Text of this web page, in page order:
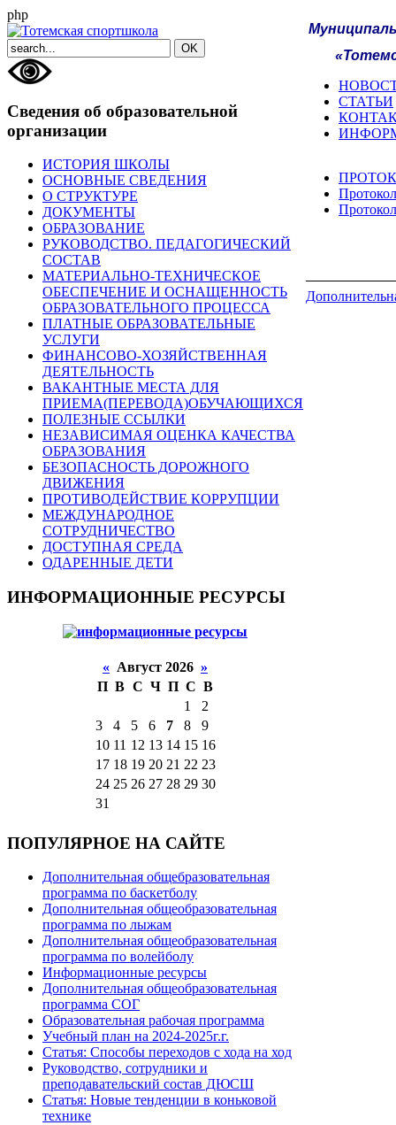
php
Сведения об образовательной
организации
ИСТОРИЯ ШКОЛЫ
ОСНОВНЫЕ СВЕДЕНИЯ
О СТРУКТУРЕ
ДОКУМЕНТЫ
ОБРАЗОВАНИЕ
РУКОВОДСТВО. ПЕДАГОГИЧЕСКИЙ
СОСТАВ
МАТЕРИАЛЬНО-ТЕХНИЧЕСКОЕ
ОБЕСПЕЧЕНИЕ И ОСНАЩЕННОСТЬ
ОБРАЗОВАТЕЛЬНОГО ПРОЦЕССА
ПЛАТНЫЕ ОБРАЗОВАТЕЛЬНЫЕ
УСЛУГИ
ФИНАНСОВО-ХОЗЯЙСТВЕННАЯ
ДЕЯТЕЛЬНОСТЬ
ВАКАНТНЫЕ МЕСТА ДЛЯ
ПРИЕМА(ПЕРЕВОДА)ОБУЧАЮЩИХСЯ
ПОЛЕЗНЫЕ ССЫЛКИ
НЕЗАВИСИМАЯ ОЦЕНКА КАЧЕСТВА
ОБРАЗОВАНИЯ
БЕЗОПАСНОСТЬ ДОРОЖНОГО
ДВИЖЕНИЯ
ПРОТИВОДЕЙСТВИЕ КОРРУПЦИИ
МЕЖДУНАРОДНОЕ
СОТРУДНИЧЕСТВО
ДОСТУПНАЯ СРЕДА
ОДАРЕННЫЕ ДЕТИ
ИНФОРМАЦИОННЫЕ РЕСУРСЫ
« Август 2026 »
П В С Ч П С В
1
2
3
4 5 6 7 8
9
10 11 12 13 14 15 16
17 18 19 20 21 22 23
24 25 26 27 28 29 30
31
ПОПУЛЯРНОЕ НА САЙТЕ
Дополнительная общебразовательная
программа по баскетболу
Дополнительная общеобразовательная
программа по лыжам
Дополнительная общеобразовательная
программа по волейболу
Информационные ресурсы
Дополнительная общеобразовательная
программа СОГ
Образовательная рабочая программа
Учебный план на 2024-2025г.г.
Статья: Способы переходов с хода на ход
Руководство, сотрудники и
преподавательский состав ДЮСШ
Статья: Новые тенденции в коньковой
технике
СТАТЬИ